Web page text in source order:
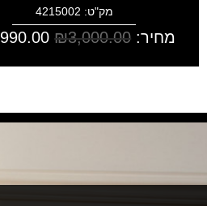
מק"ט: 4215002
מחיר: ₪3,000.00